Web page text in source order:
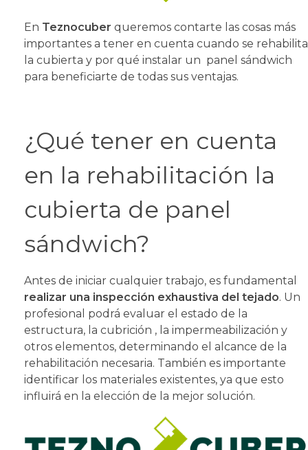
En Teznocuber queremos contarte las cosas más
importantes a tener en cuenta cuando se rehabilita
la cubierta y por qué instalar un panel sándwich
para beneficiarte de todas sus ventajas.
¿Qué tener en cuenta
en la rehabilitación la
cubierta de panel
sándwich?
Antes de iniciar cualquier trabajo, es fundamental
realizar una inspección exhaustiva del tejado. Un
profesional podrá evaluar el estado de la
estructura, la cubrición , la impermeabilización y
otros elementos, determinando el alcance de la
rehabilitación necesaria. También es importante
identificar los materiales existentes, ya que esto
influirá en la elección de la mejor solución.